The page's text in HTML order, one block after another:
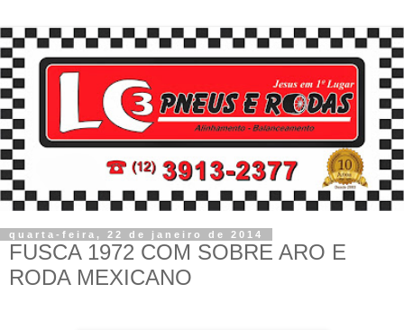
quarta-feira, 22 de janeiro de 2014
FUSCA 1972 COM SOBRE ARO E
RODA MEXICANO